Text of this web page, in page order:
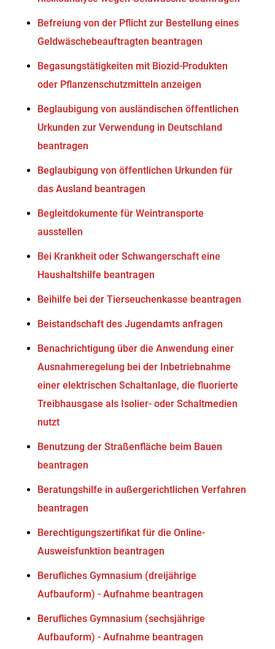
Befreiung von der Pflicht zur Bestellung eines
Geldwäschebeauftragten beantragen
Begasungstätigkeiten mit Biozid-Produkten
oder Pflanzenschutzmitteln anzeigen
Beglaubigung von ausländischen öffentlichen
Urkunden zur Verwendung in Deutschland
beantragen
Beglaubigung von öffentlichen Urkunden für
das Ausland beantragen
Begleitdokumente für Weintransporte
ausstellen
Bei Krankheit oder Schwangerschaft eine
Haushaltshilfe beantragen
Beihilfe bei der Tierseuchenkasse beantragen
Beistandschaft des Jugendamts anfragen
Benachrichtigung über die Anwendung einer
Ausnahmeregelung bei der Inbetriebnahme
einer elektrischen Schaltanlage, die fluorierte
Treibhausgase als Isolier- oder Schaltmedien
nutzt
Benutzung der Straßenfläche beim Bauen
beantragen
Beratungshilfe in außergerichtlichen Verfahren
beantragen
Berechtigungszertifikat für die Online-
Ausweisfunktion beantragen
Berufliches Gymnasium (dreijährige
Aufbauform) - Aufnahme beantragen
Berufliches Gymnasium (sechsjährige
Aufbauform) - Aufnahme beantragen